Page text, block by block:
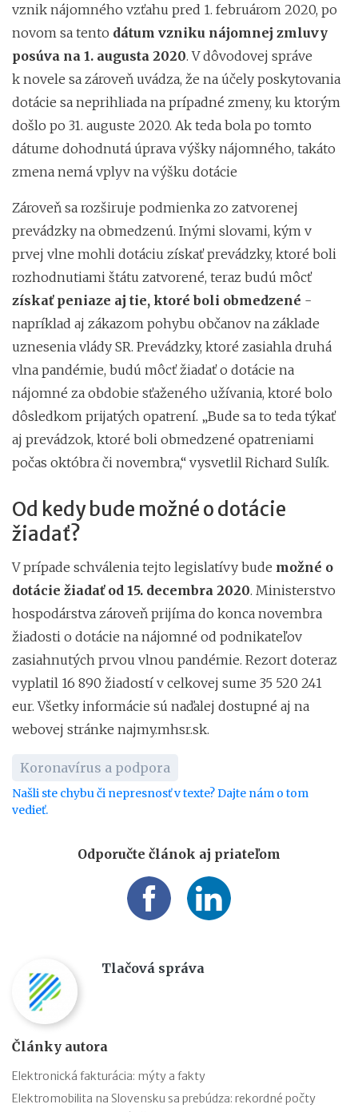
vznik nájomného vzťahu pred 1. februárom 2020, po
novom sa tento dátum vzniku nájomnej zmluvy
posúva na 1. augusta 2020. V dôvodovej správe
k novele sa zároveň uvádza, že na účely poskytovania
dotácie sa neprihliada na prípadné zmeny, ku ktorým
došlo po 31. auguste 2020. Ak teda bola po tomto
dátume dohodnutá úprava výšky nájomného, takáto
zmena nemá vplyv na výšku dotácie
Zároveň sa rozširuje podmienka zo zatvorenej
prevádzky na obmedzenú. Inými slovami, kým v
prvej vlne mohli dotáciu získať prevádzky, ktoré boli
rozhodnutiami štátu zatvorené, teraz budú môcť
získať peniaze aj tie, ktoré boli obmedzené -
napríklad aj zákazom pohybu občanov na základe
uznesenia vlády SR. Prevádzky, ktoré zasiahla druhá
vlna pandémie, budú môcť žiadať o dotácie na
nájomné za obdobie sťaženého užívania, ktoré bolo
dôsledkom prijatých opatrení. „Bude sa to teda týkať
aj prevádzok, ktoré boli obmedzené opatreniami
počas októbra či novembra,“ vysvetlil Richard Sulík.
Od kedy bude možné o dotácie
žiadať?
V prípade schválenia tejto legislatívy bude možné o
dotácie žiadať od 15. decembra 2020. Ministerstvo
hospodárstva zároveň prijíma do konca novembra
žiadosti o dotácie na nájomné od podnikateľov
zasiahnutých prvou vlnou pandémie. Rezort doteraz
vyplatil 16 890 žiadostí v celkovej sume 35 520 241
eur. Všetky informácie sú naďalej dostupné aj na
webovej stránke najmy.mhsr.sk.
Koronavírus a podpora
Našli ste chybu či nepresnosť v texte? Dajte nám o tom
vedieť.
Odporučte článok aj priateľom
Tlačová správa
Články autora
Elektronická fakturácia: mýty a fakty
Elektromobilita na Slovensku sa prebúdza: rekordné počty